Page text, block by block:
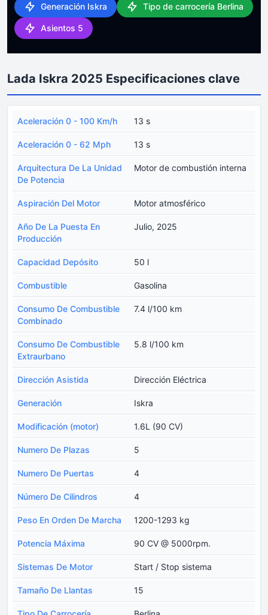
Generación Iskra Tipo de carrocería Berlina
Asientos 5
Lada Iskra 2025 Especificaciones clave
Aceleración 0 - 100 Km/h 13 s
Aceleración 0 - 62 Mph 13 s
Arquitectura De La Unidad
De Potencia
Motor de combustión interna
Aspiración Del Motor Motor atmosférico
Año De La Puesta En
Producción
Julio, 2025
Capacidad Depósito 50 l
Combustible Gasolina
Consumo De Combustible
Combinado
7.4 l/100 km
Consumo De Combustible
Extraurbano
5.8 l/100 km
Dirección Asistida Dirección Eléctrica
Generación Iskra
Modificación (motor) 1.6L (90 CV)
Numero De Plazas 5
Numero De Puertas 4
Número De Cilindros 4
Peso En Orden De Marcha 1200-1293 kg
Potencia Máxima 90 CV @ 5000rpm.
Sistemas De Motor Start / Stop sistema
Tamaño De Llantas 15